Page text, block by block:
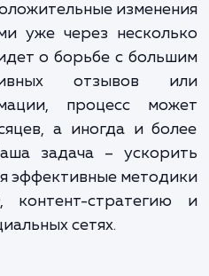
что это
подробного анализа